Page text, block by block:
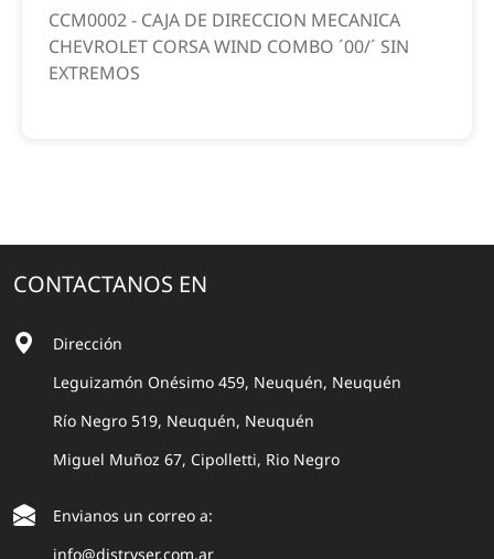
CCM0002 - CAJA DE DIRECCION MECANICA
CHEVROLET CORSA WIND COMBO ´00/´ SIN
EXTREMOS
CONTACTANOS EN
Dirección
Leguizamón Onésimo 459, Neuquén, Neuquén
Río Negro 519, Neuquén, Neuquén
Miguel Muñoz 67, Cipolletti, Rio Negro
Envianos un correo a:
info@distryser.com.ar